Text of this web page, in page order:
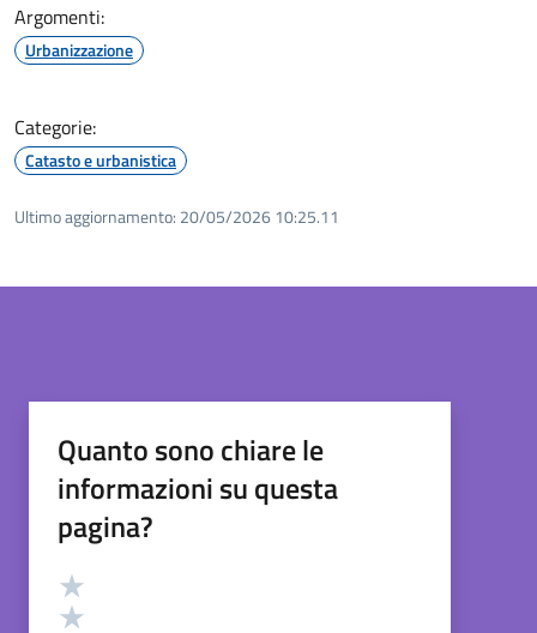
Argomenti:
Urbanizzazione
Categorie:
Catasto e urbanistica
Ultimo aggiornamento: 20/05/2026 10:25.11
Quanto sono chiare le
informazioni su questa
pagina?
Valutazione